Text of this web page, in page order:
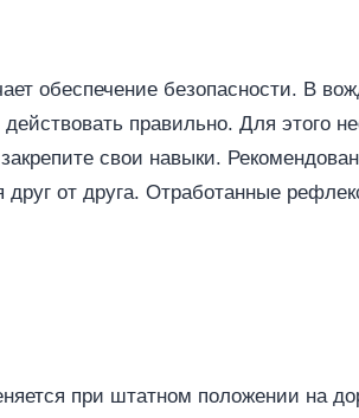
обеспечение безопасности. В
правильно. Для этого
свои навыки.
от друга. Отработанные
при штатном положении на